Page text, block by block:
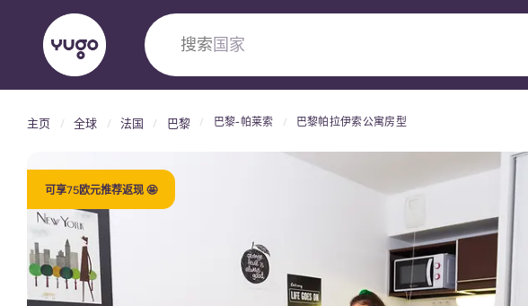
搜索大学
Yugo VCARB：引领公寓新时代
English (GB)
Portuguese
主页 全球 法国 巴黎 巴黎-帕莱索 巴黎帕拉伊索公寓房型
可享75欧元推荐返现 🤩